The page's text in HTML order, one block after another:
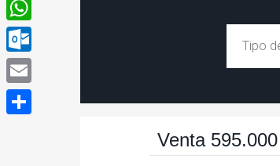
Venta
WhatsApp
Outlook.com
Email